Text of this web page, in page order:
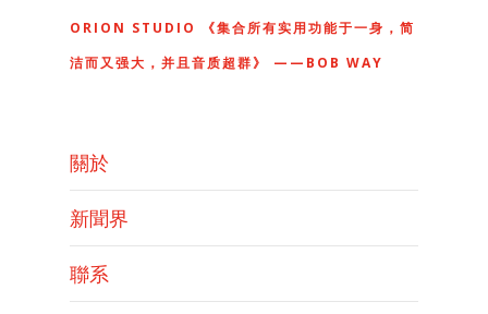
ORION STUDIO 《集合所有实用功能于一身，简
洁而又强大，并且音质超群》 ——BOB WAY
關於
新聞界
聯系